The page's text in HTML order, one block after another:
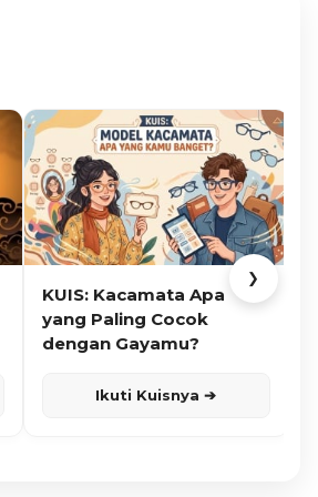
KUIS: Kacamata Apa
yang Paling Cocok
dengan Gayamu?
Ikuti Kuisnya ➔
❯